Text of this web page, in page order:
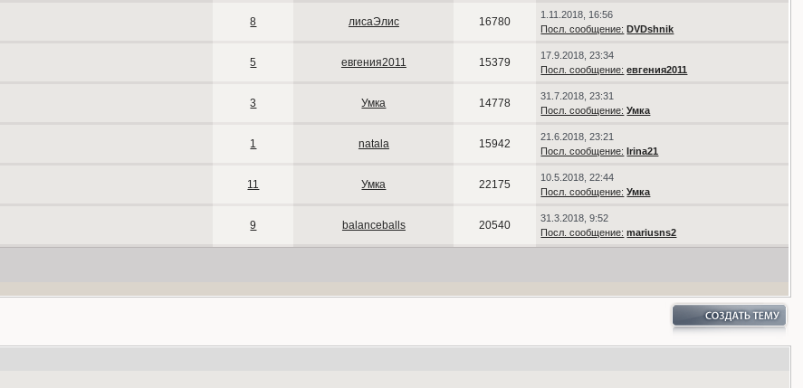
8 лисаЭлис 16780
1.11.2018, 16:56
Посл. сообщение: DVDshnik
5 евгения2011 15379
17.9.2018, 23:34
Посл. сообщение: евгения2011
3 Умка 14778
31.7.2018, 23:31
Посл. сообщение: Умка
1 natala 15942
21.6.2018, 23:21
Посл. сообщение: Irina21
11 Умка 22175
10.5.2018, 22:44
Посл. сообщение: Умка
9 balanceballs 20540
31.3.2018, 9:52
Посл. сообщение: mariusns2